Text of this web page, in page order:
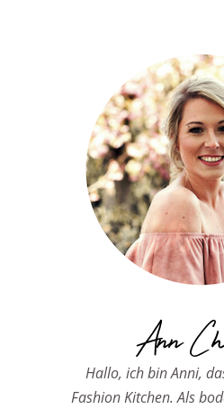
Ann
Hallo, ich bin Anni,
Fashion Kitchen. Als